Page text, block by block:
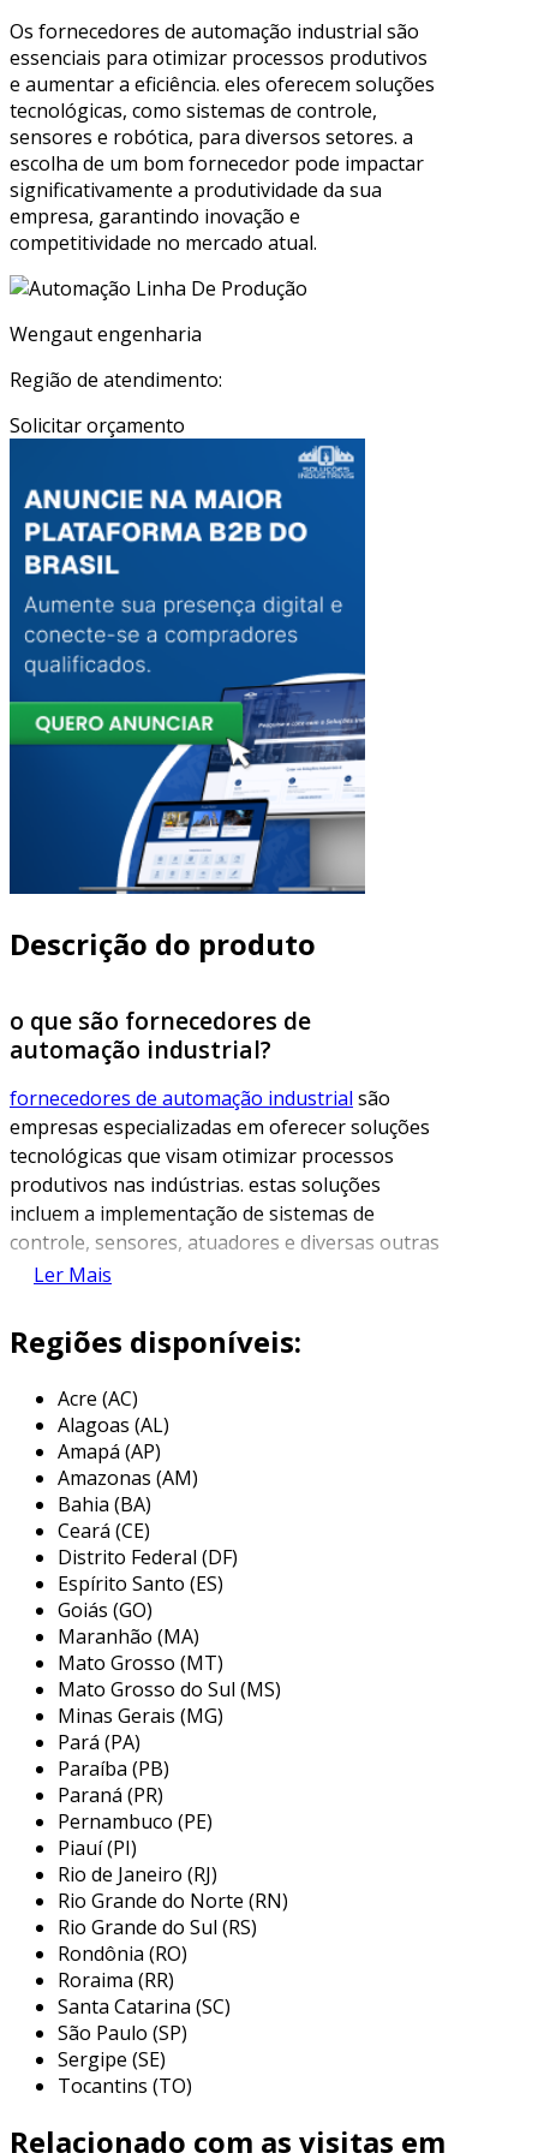
Os fornecedores de automação industrial são
essenciais para otimizar processos produtivos
e aumentar a eficiência. eles oferecem soluções
tecnológicas, como sistemas de controle,
sensores e robótica, para diversos setores. a
escolha de um bom fornecedor pode impactar
significativamente a produtividade da sua
empresa, garantindo inovação e
competitividade no mercado atual.
Wengaut engenharia
Região de atendimento:
Solicitar orçamento
Descrição do produto
o que são fornecedores de
automação industrial?
fornecedores de automação industrial são
empresas especializadas em oferecer soluções
tecnológicas que visam otimizar processos
produtivos nas indústrias. estas soluções
incluem a implementação de sistemas de
controle, sensores, atuadores e diversas outras
tecnologias que auxiliam na automação de
segurança e redução de custos operacionais.
crucial em diversos setores, como a
manufatura, petroquímica e farmacêutico. a
automação permite que máquinas e
equipamentos operem de forma autônoma,
com a mínima intervenção humana, o que
resulta em processos mais precisos e menos
suscetíveis a falhas. além disso, a integração de
sistemas de automação facilita o
monitoramento e controle em tempo real,
proporcionando dados valiosos para a tomada
de decisão.
principais produtos e serviços
oferecidos por fornecedores de
automação industrial
os fornecedores de automação industrial
oferecem uma ampla gama de produtos e
serviços que ajudam as indústrias a melhorar
sua eficiência operacional. entre os principais
produtos, destacam-se:
controladores lógicos programáveis
(clps):usados para automatizar
processos de controle, permitindo a
programação e reprogramação conforme
as necessidades da planta.
Ler Mais
Regiões disponíveis:
Acre (AC)
Alagoas (AL)
Amapá (AP)
Amazonas (AM)
Bahia (BA)
Ceará (CE)
Distrito Federal (DF)
Espírito Santo (ES)
Goiás (GO)
Maranhão (MA)
Mato Grosso (MT)
Mato Grosso do Sul (MS)
Minas Gerais (MG)
Pará (PA)
Paraíba (PB)
Paraná (PR)
Pernambuco (PE)
Piauí (PI)
Rio de Janeiro (RJ)
Rio Grande do Norte (RN)
Rio Grande do Sul (RS)
Rondônia (RO)
Roraima (RR)
Santa Catarina (SC)
São Paulo (SP)
Sergipe (SE)
Tocantins (TO)
Relacionado com as visitas em